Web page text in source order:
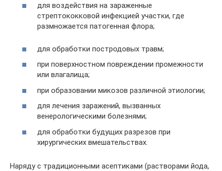
для воздействия на зараженные
стрептококковой инфекцией участки, где
размножается патогенная флора;
для обработки постродовых травм;
при поверхностном повреждении промежности
или влагалища;
при образовании микозов различной этиологии;
для лечения заражений, вызванных
венерологическими болезнями;
для обработки будущих разрезов при
хирургических вмешательствах.
Наряду с традиционными асептиками (растворами йода,